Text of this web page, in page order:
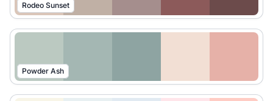
Rodeo Sunset
Powder Ash